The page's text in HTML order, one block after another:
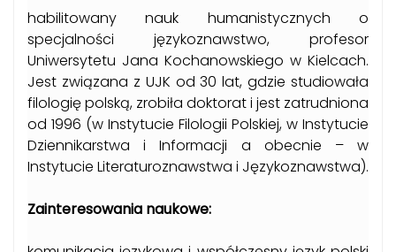
habilitowany nauk humanistycznych o
specjalności językoznawstwo, profesor
Uniwersytetu Jana Kochanowskiego w Kielcach.
Jest związana z UJK od 30 lat, gdzie studiowała
filologię polską, zrobiła doktorat i jest zatrudniona
od 1996 (w Instytucie Filologii Polskiej, w Instytucie
Dziennikarstwa i Informacji a obecnie – w
Instytucie Literaturoznawstwa i Językoznawstwa).
Zainteresowania naukowe: